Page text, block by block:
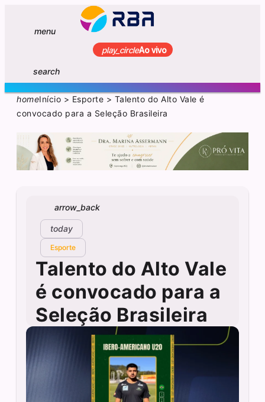
menu
play_circleAo vivo
search
homeInício > Esporte > Talento do Alto Vale é
convocado para a Seleção Brasileira
arrow_back
today
Esporte
Talento do Alto Vale
é convocado para a
Seleção Brasileira